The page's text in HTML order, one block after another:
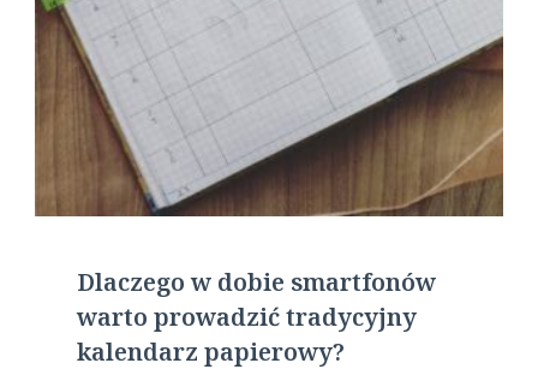
Dlaczego w dobie smartfonów
warto prowadzić tradycyjny
kalendarz papierowy?